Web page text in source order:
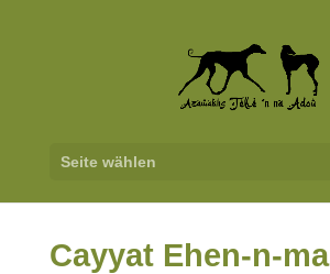
Seite wählen
Cayyat Ehen-n-ma